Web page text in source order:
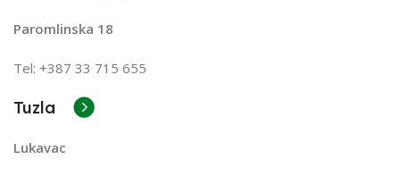
Paromlinska 18
Tel: +387 33 715 655
Tuzla
Lukavac